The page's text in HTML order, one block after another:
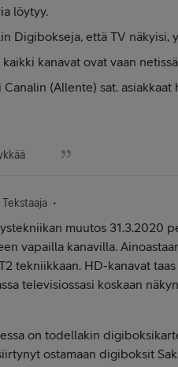
löytyy.
Digibokseja, että TV näkyisi,
kaikki kanavat ovat vaan
Canalin (Allente) sat. asiakkaat
Tekstaaja
muutos 31.3.2020
vapailla kanavilla.
tekniikkaan. HD-kanavat
televisiossasi koskaan
on todellakin
ostamaan digiboksit